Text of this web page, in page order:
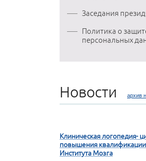
Заседания
Политика о
персональных
Новости архив
Клиническая логопедия-
повышения
Института Мозга